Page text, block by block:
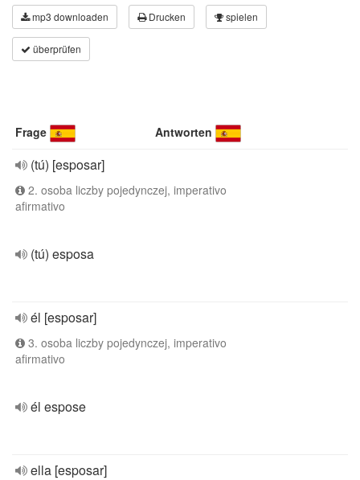
mp3 downloaden Drucken spielen
überprüfen
Frage Antworten
(tú) [esposar]
2. osoba liczby pojedynczej, imperativo
afirmativo
(tú) esposa
él [esposar]
3. osoba liczby pojedynczej, imperativo
afirmativo
él espose
ella [esposar]